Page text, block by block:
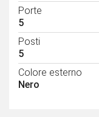
Porte
5
Posti
5
Colore esterno
Nero